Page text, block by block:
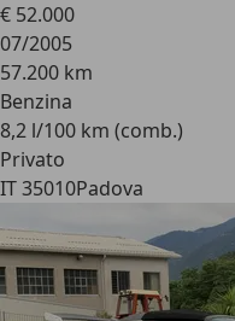
€ 52.000
07/2005
57.200 km
Benzina
8,2 l/100 km (comb.)
Privato
IT 35010Padova